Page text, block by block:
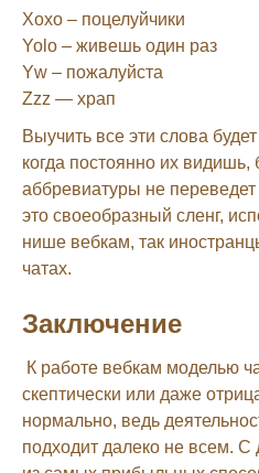
Xoxo – поцелуйчики
Yolo – живешь один раз
Yw – пожалуйста
Zzz — храп
Выучить все эти слова
когда постоянно их
аббревиатуры не
это своеобразный сленг,
нише вебкам, так
чатах.
Заключение
К работе вебкам моделью
скептически или даже
нормально, ведь
подходит далеко не всем. С